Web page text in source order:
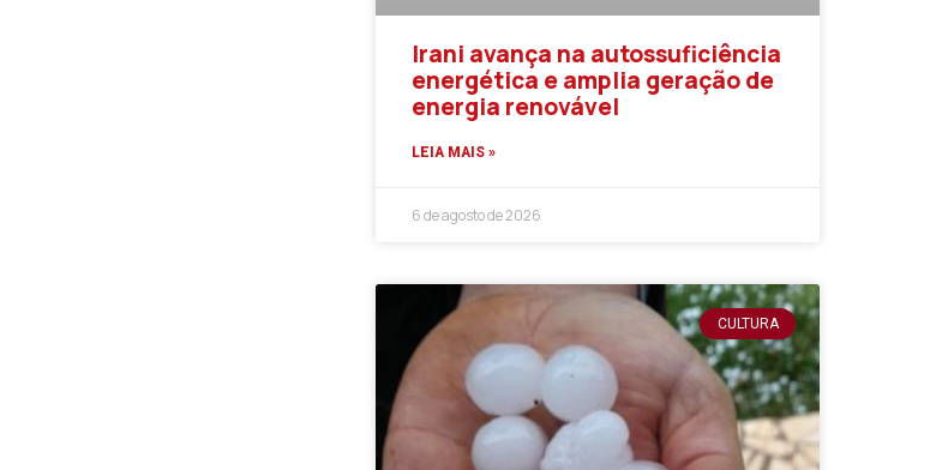
Irani avança na autossuficiência
energética e amplia geração de
energia renovável
LEIA MAIS »
6 de agosto de 2026
CULTURA